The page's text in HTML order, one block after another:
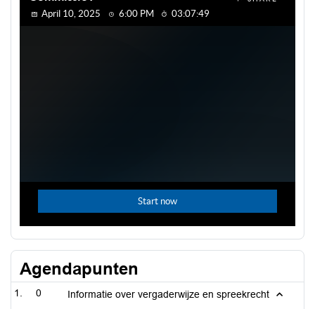
Agendapunten
0 Informatie over vergaderwijze en spreekrecht